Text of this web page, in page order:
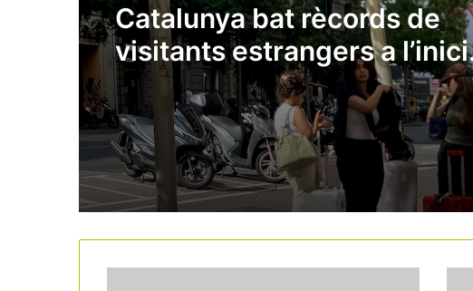
Catalunya bat rècords de
visitants estrangers a l’inici
de l’estiu